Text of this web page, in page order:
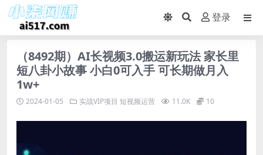
登录
（8492期）AI长视频3.0搬运新玩法 家长里
短八卦小故事 小白0可入手 可长期做月入
1w+
2024-01-05 实战VIP项目 短视频运营 11.0K 10